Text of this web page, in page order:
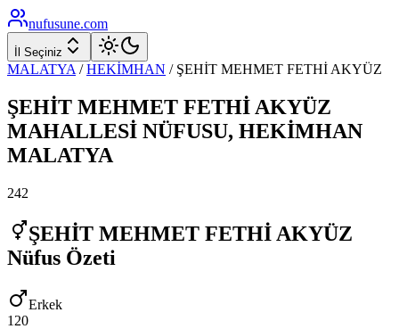
nufusune.com
İl Seçiniz
MALATYA / HEKİMHAN / ŞEHİT MEHMET FETHİ AKYÜZ
ŞEHİT MEHMET FETHİ AKYÜZ
MAHALLESİ NÜFUSU, HEKİMHAN
MALATYA
242
ŞEHİT MEHMET FETHİ AKYÜZ
Nüfus Özeti
Erkek
120